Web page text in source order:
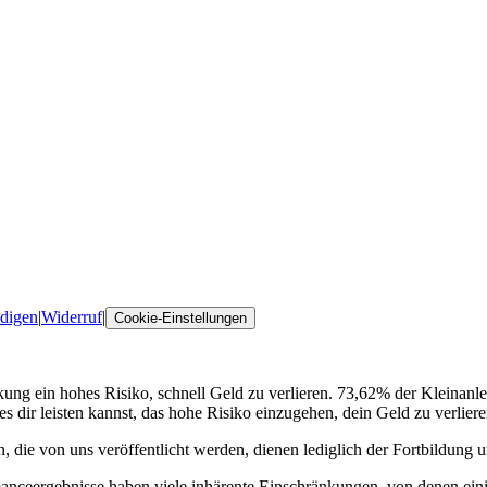
|Widerruf| Cookie-Einstellungen
ein hohes Risiko, schnell Geld zu verlieren. 73,62% der
dir leisten kannst, das hohe Risiko einzugehen, dein Geld zu
von uns veröffentlicht werden, dienen lediglich der Fortbildung